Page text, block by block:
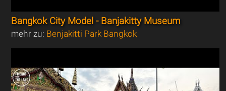
Bangkok City Model - Banjakitty Museum
mehr zu: Benjakitti Park Bangkok